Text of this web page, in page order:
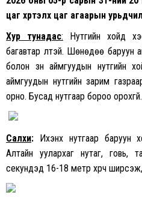
цаг хүртэлх цаг агаарын
Хур тунадас: Нутгийн хойд
багавтар үүлтэй. Шөнөдөө баруун
болон зүүн аймгуудын нутгийн
аймгуудын нутгийн зарим
орно. Бусад нутгаар бороо орохгүй.
Салхи:
Ихэнх нутгаар баруун
Алтайн уулархаг нутаг, говь,
секундэд 16-18 метр хүрч